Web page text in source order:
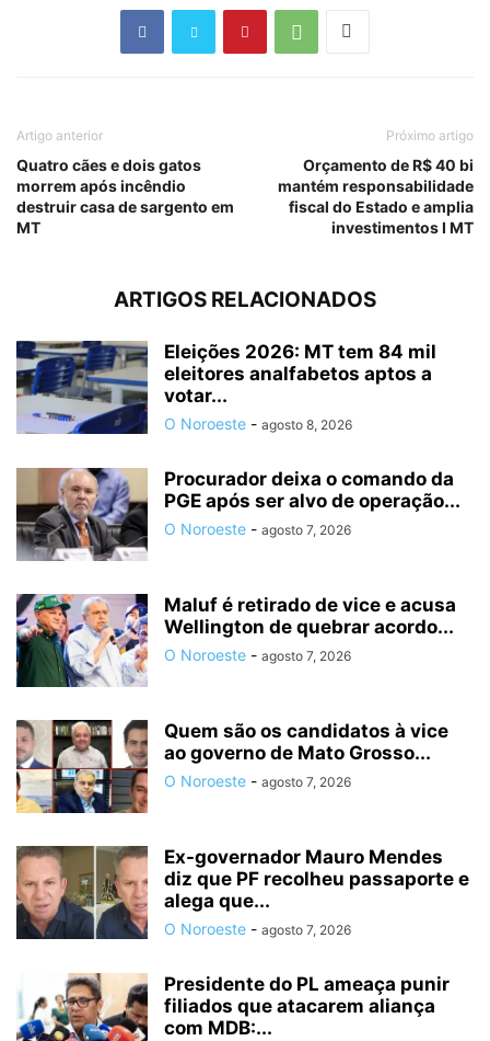
Artigo anterior
Quatro cães e dois gatos
morrem após incêndio
destruir casa de sargento em
MT
Próximo artigo
Orçamento de R$ 40 bi
mantém responsabilidade
fiscal do Estado e amplia
investimentos I MT
ARTIGOS RELACIONADOS
Eleições 2026: MT tem 84 mil
eleitores analfabetos aptos a
votar...
O Noroeste - agosto 8, 2026
Procurador deixa o comando da
PGE após ser alvo de operação...
O Noroeste - agosto 7, 2026
Maluf é retirado de vice e acusa
Wellington de quebrar acordo...
O Noroeste - agosto 7, 2026
Quem são os candidatos à vice
ao governo de Mato Grosso...
O Noroeste - agosto 7, 2026
Ex-governador Mauro Mendes
diz que PF recolheu passaporte e
alega que...
O Noroeste - agosto 7, 2026
Presidente do PL ameaça punir
filiados que atacarem aliança
com MDB:...